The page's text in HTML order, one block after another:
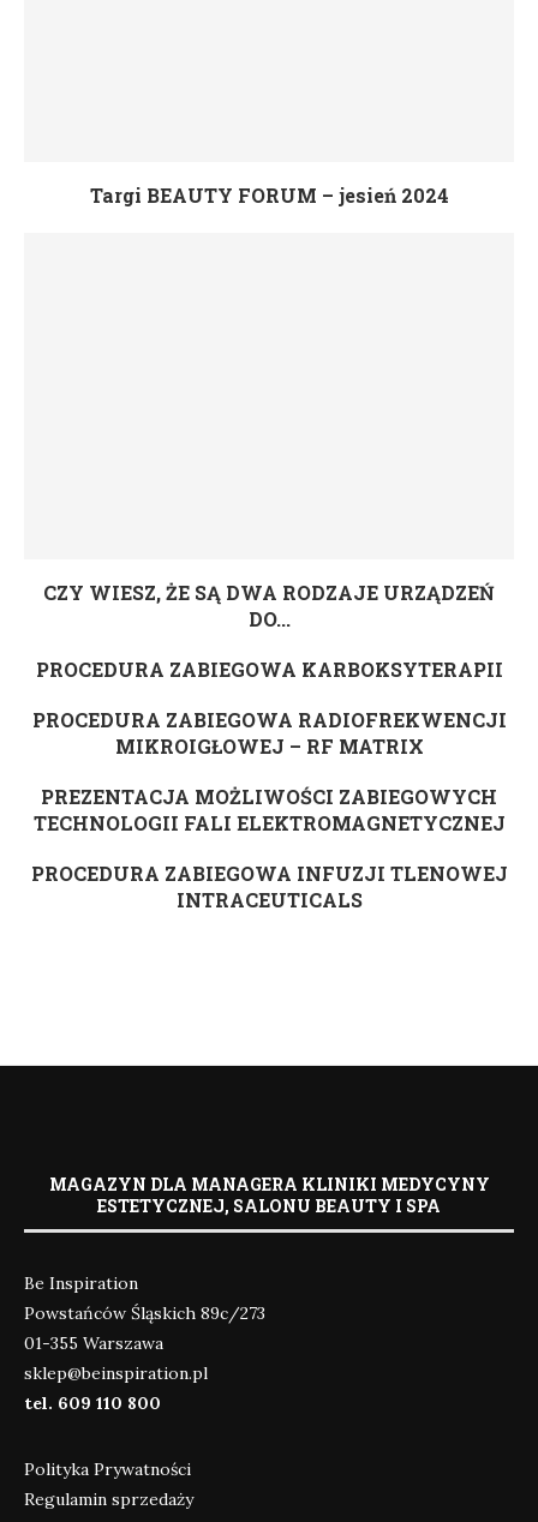
Targi BEAUTY FORUM – jesień 2024
CZY WIESZ, ŻE SĄ DWA RODZAJE URZĄDZEŃ
DO...
PROCEDURA ZABIEGOWA KARBOKSYTERAPII
PROCEDURA ZABIEGOWA RADIOFREKWENCJI
MIKROIGŁOWEJ – RF MATRIX
PREZENTACJA MOŻLIWOŚCI ZABIEGOWYCH
TECHNOLOGII FALI ELEKTROMAGNETYCZNEJ
PROCEDURA ZABIEGOWA INFUZJI TLENOWEJ
INTRACEUTICALS
MAGAZYN DLA MANAGERA KLINIKI MEDYCYNY
ESTETYCZNEJ, SALONU BEAUTY I SPA
Be Inspiration
Powstańców Śląskich 89c/273
01-355 Warszawa
sklep@beinspiration.pl
tel. 609 110 800
Polityka Prywatności
Regulamin sprzedaży